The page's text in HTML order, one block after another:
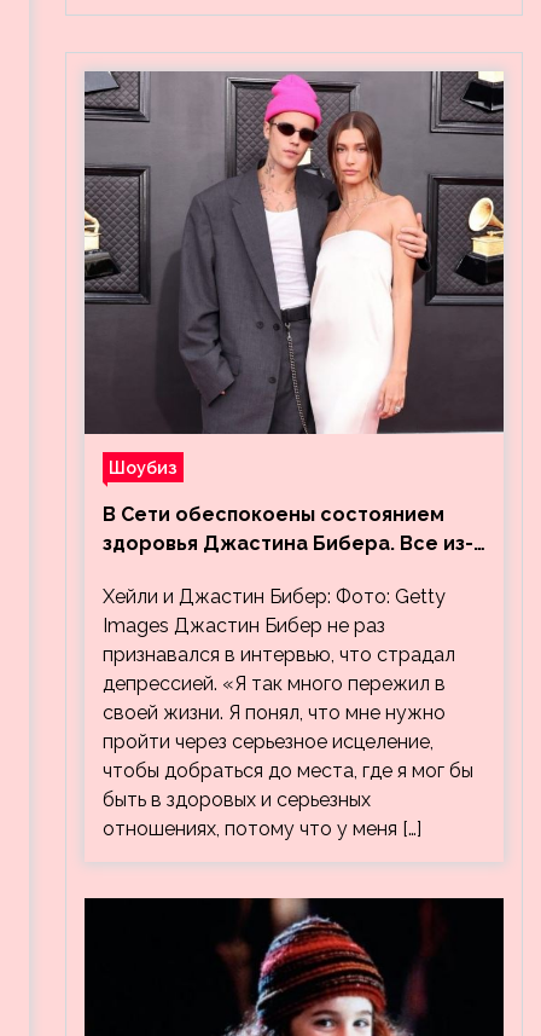
Шоубиз
В Сети обеспокоены состоянием
здоровья Джастина Бибера. Все из-
успокаивает Хейли
Хейли и Джастин Бибер: Фото: Getty
Images Джастин Бибер не раз
признавался в интервью, что страдал
депрессией. «Я так много пережил в
своей жизни. Я понял, что мне нужно
пройти через серьезное исцеление,
чтобы добраться до места, где я мог бы
быть в здоровых и серьезных
отношениях, потому что у меня […]